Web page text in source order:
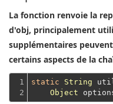
La fonction renvoie la
d'obj, principalement
supplémentaires
certains aspects de la
1
2
static String
Object